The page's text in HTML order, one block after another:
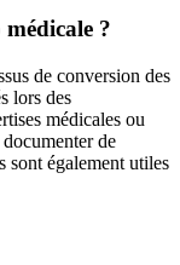
?
de conversion des
lors des
médicales ou
de
sont également utiles